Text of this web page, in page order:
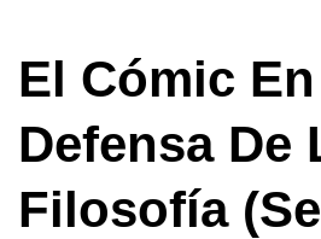
El Cómic En
Defensa De
Filosofía